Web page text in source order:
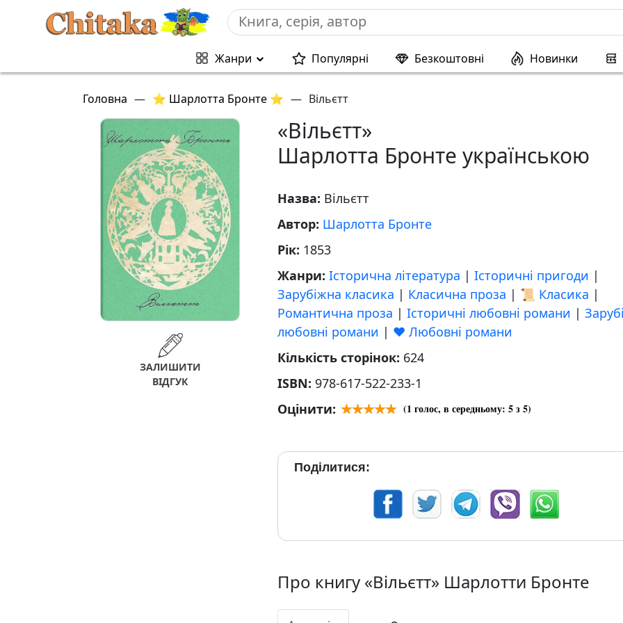
Жанри Популярні Безкоштовні Новинки
Головна — ⭐ Шарлотта Бронте ⭐ — Вільєтт
ЗАЛИШИТИ
ВІДГУК
«Вільєтт»
Шарлотта Бронте українською
Назва: Вільєтт
Автор: Шарлотта Бронте
Рік: 1853
Жанри: Історична література | Історичні пригоди |
Зарубіжна класика | Класична проза | 📜 Класика |
Романтична проза | Історичні любовні романи |
любовні романи | ❤️ Любовні романи
Кількість сторінок: 624
ISBN: 978-617-522-233-1
Оцінити:
(1 голос, в середньому: 5з 5)
Поділитися:
Про книгу «Вільєтт» Шарлотти Бронте